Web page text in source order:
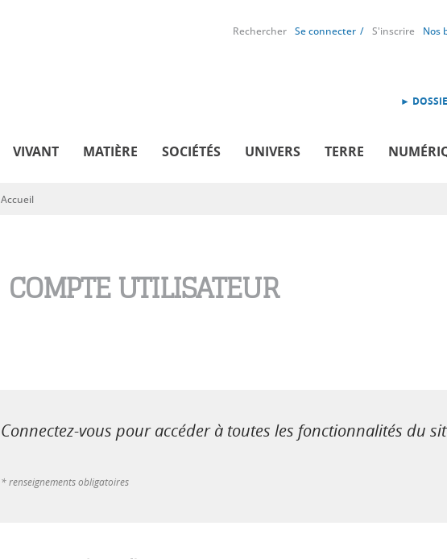
Rechercher Se connecter S'inscrire Nos
►
VIVANT MATIÈRE SOCIÉTÉS UNIVERS TERRE
Vous êtes ici
Accueil
COMPTE UTILISATEUR
Connectez-vous pour accéder à toutes les fonctionnalités du
* renseignements obligatoires